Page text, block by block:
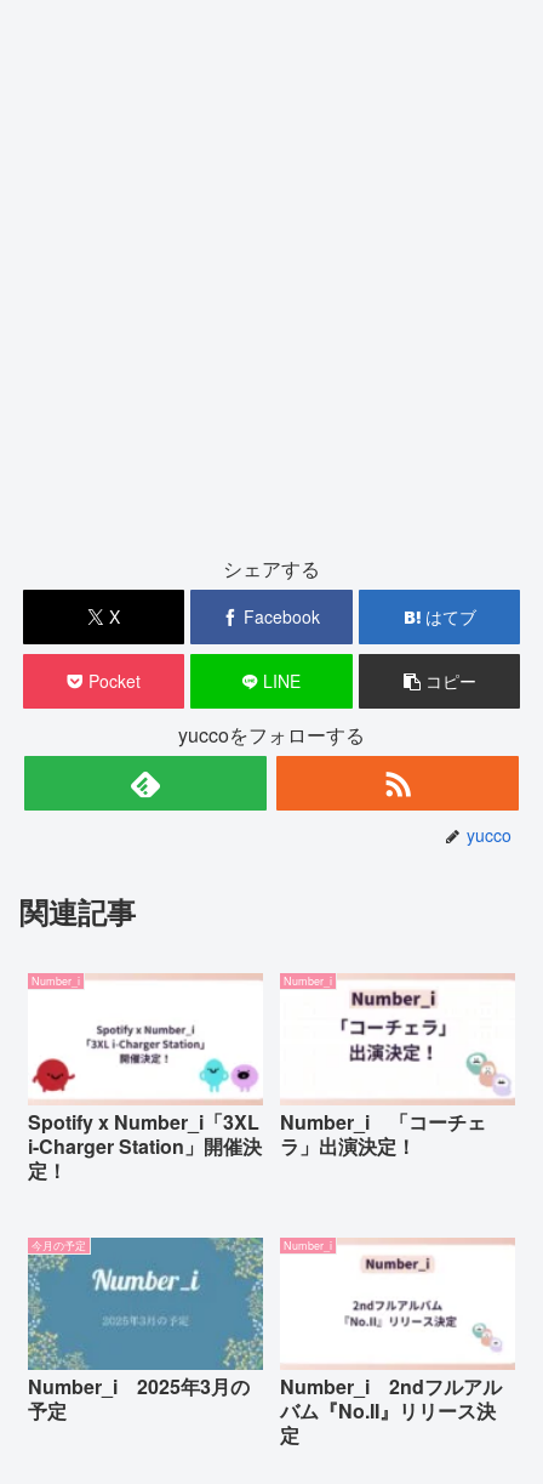
シェアする
X Facebook はてブ
Pocket LINE コピー
yuccoをフォローする
yucco
関連記事
Number_i
Spotify x Number_i「3XL
i-Charger Station」開催決
定！
Number_i
Number_i 「コーチェ
ラ」出演決定！
今月の予定
Number_i 2025年3月の
予定
Number_i
Number_i 2ndフルアル
バム『No.II』リリース決
定